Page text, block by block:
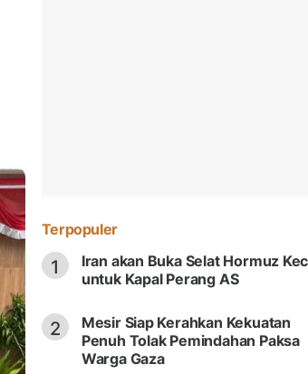
Terpopuler
1
Iran akan Buka Selat Hormuz
untuk Kapal Perang AS
2
Mesir Siap Kerahkan Kekuatan
Penuh Tolak Pemindahan Paksa
Warga Gaza